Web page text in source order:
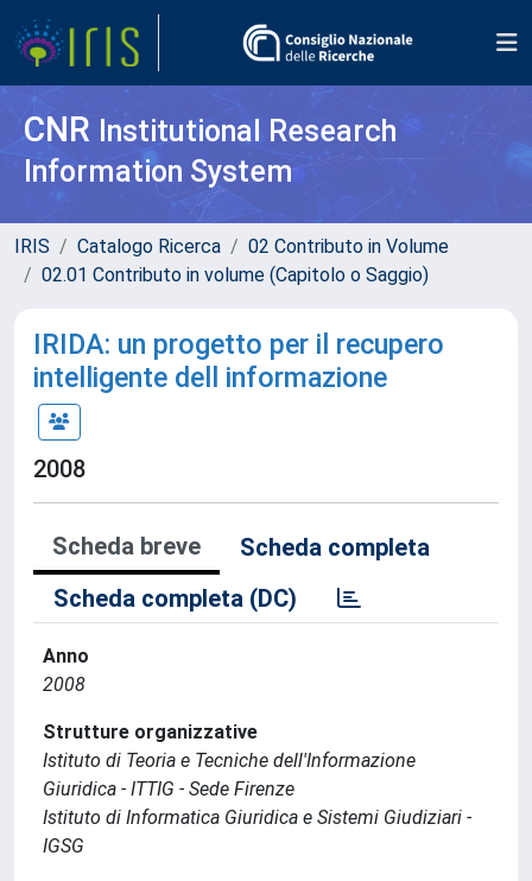
CNR Institutional Research
Information System
IRIS Catalogo Ricerca
02 Contributo in Volume
02.01 Contributo in volume (Capitolo o Saggio)
IRIDA: un progetto per il recupero
intelligente dell informazione
2008
Scheda breve
Scheda completa
Scheda completa (DC)
Anno
2008
Strutture organizzative
Istituto di Teoria e Tecniche dell'Informazione
Giuridica - ITTIG - Sede Firenze
Istituto di Informatica Giuridica e Sistemi Giudiziari -
IGSG